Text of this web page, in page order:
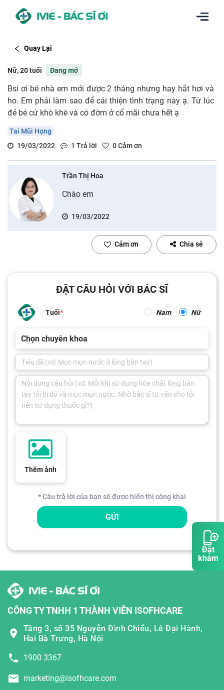
Đặt
khám
Quay Lại
Nữ, 20 tuổi Đang mở
Bsi ơi bé nhà em mới được 2 tháng nhưng hay hắt hơi và
ho. Em phải làm sao để cải thiện tình trạng này ạ. Từ lúc
đẻ bé cứ khò khè và có đờm ở cổ mãi chưa hết ạ
Tai Mũi Họng
19/03/2022
1 Trả lời 0Cảm ơn
Trần Thị Hoa
Chào em
19/03/2022
Cảm ơn Chia sẻ
ĐẶT CÂU HỎI VỚI BÁC SĨ
Tuổi Nam Nữ
Chọn chuyên khoa
Thêm ảnh
* Câu trả lời của bạn sẽ được hiển thị công khai
GỬI
CÔNG TY TNHH 1 THÀNH VIÊN ISOFHCARE
Tầng 3, số 35 Nguyễn Đình Chiểu, Lê Đại Hành,
Hai Bà Trưng, Hà Nội
1900 3367
marketing@isofhcare.com